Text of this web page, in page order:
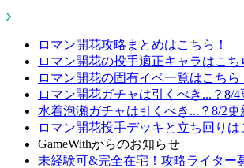
ロマン開花攻略まとめはこちら！
ロマン開花の投手適正キャラはこち
ロマン開花の固有イベ一覧はこちら
ロマン開花ガチャは引くべき...？8/4
水着泡瀬ガチャは引くべき...？8/2更
ロマン開花投手デッキと立ち回りは
GameWithからのお知らせ
未経験可&完全在宅！攻略ライター